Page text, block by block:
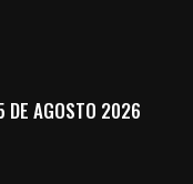
DE AGOSTO 2026